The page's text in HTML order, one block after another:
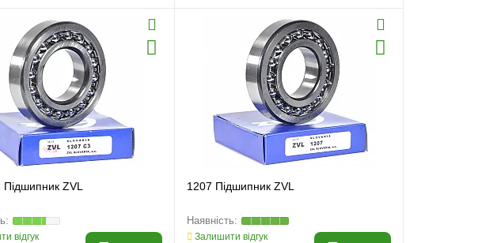
ZVL
відгук
1207 Підшипник ZVL
Залишити відгук